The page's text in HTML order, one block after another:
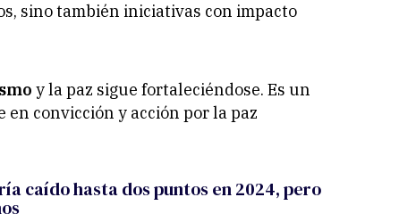
sino también iniciativas con impacto
y la paz sigue fortaleciéndose. Es un
convicción y acción por la paz
caído hasta dos puntos en 2024, pero